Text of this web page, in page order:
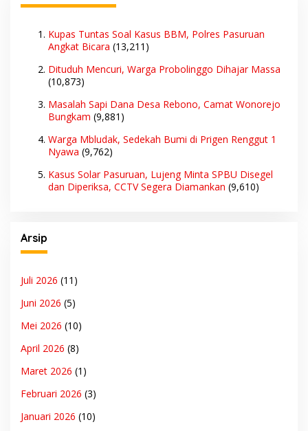
Kupas Tuntas Soal Kasus BBM, Polres Pasuruan
Angkat Bicara (13,211)
Dituduh Mencuri, Warga Probolinggo Dihajar Massa
(10,873)
Masalah Sapi Dana Desa Rebono, Camat Wonorejo
Bungkam (9,881)
Warga Mbludak, Sedekah Bumi di Prigen Renggut 1
Nyawa (9,762)
Kasus Solar Pasuruan, Lujeng Minta SPBU Disegel
dan Diperiksa, CCTV Segera Diamankan (9,610)
Arsip
Juli 2026 (11)
Juni 2026 (5)
Mei 2026 (10)
April 2026 (8)
Maret 2026 (1)
Februari 2026 (3)
Januari 2026 (10)